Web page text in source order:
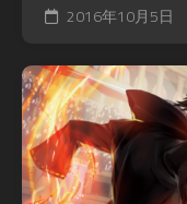
2016年10月5日